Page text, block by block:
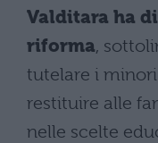
Valditara ha
riforma,
tutelare i
restituire alle
nelle scelte